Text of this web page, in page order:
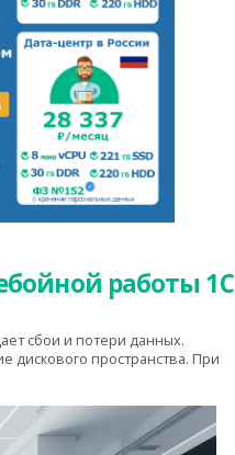
работы 1С
сбои и потери данных.
дискового пространства. При